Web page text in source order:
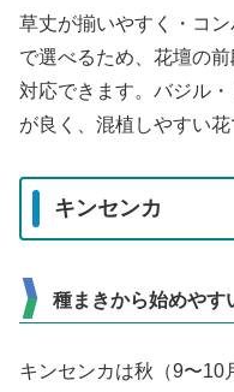
草丈が揃いやすく・コ
で選べるため、花壇の
対応できます。バジル
が良く、混植しやすい花
キンセンカ
種まきから始めやす
キンセンカは秋（9〜10